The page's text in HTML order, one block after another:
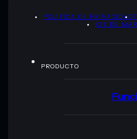
POLÍTICA DE PRIVACIDAD
KIT DE
PRODUCTO